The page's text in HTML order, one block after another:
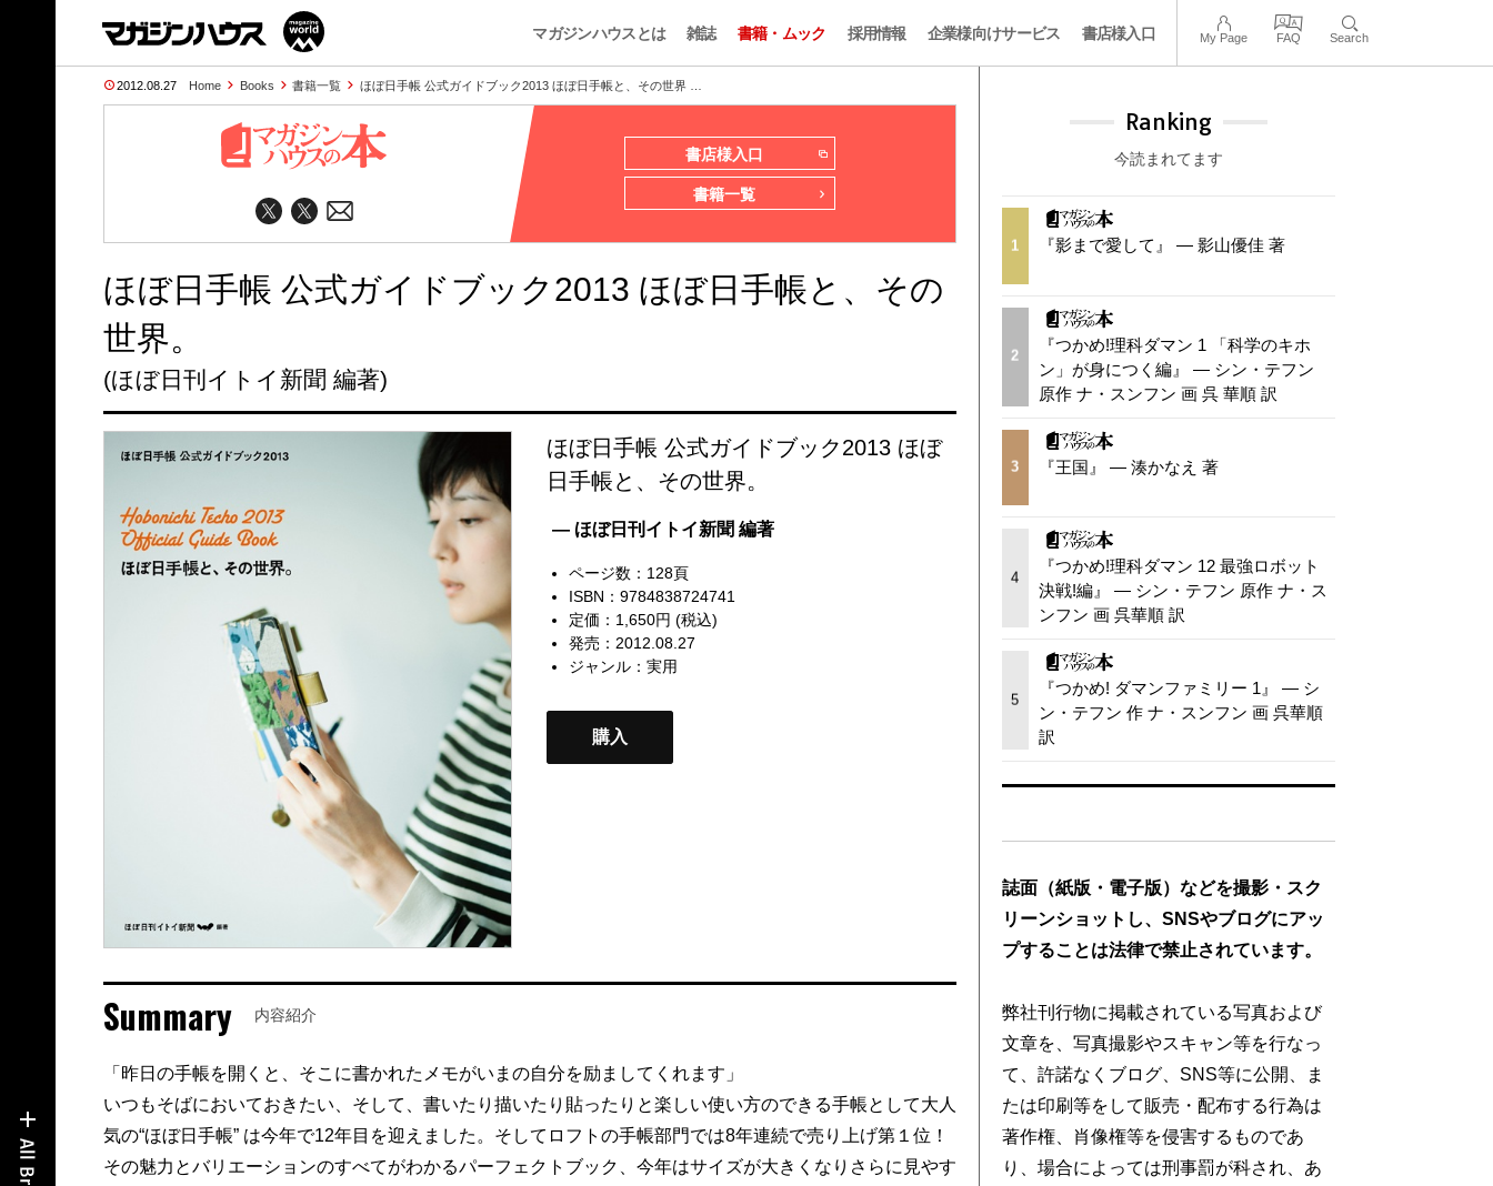
マガジンハウスとは 雑誌 書籍・ムック 採用情報 企業様向けサービス 書店様入口 My Page FAQ Search
2012.08.27 Home Books 書籍一覧 ほぼ日手帳 公式ガイドブック2013 ほぼ日手帳と、その世界 …
書店様入口
書籍一覧
ほぼ日手帳 公式ガイドブック2013 ほぼ日手帳と、その
世界。
(ほぼ日刊イトイ新聞 編著)
ほぼ日手帳 公式ガイドブック2013 ほぼ
日手帳と、その世界。
— ほぼ日刊イトイ新聞 編著
ページ数：128頁
ISBN：9784838724741
定価：1,650円 (税込)
発売：2012.08.27
ジャンル： 実用
購入
Summary 内容紹介
「昨日の手帳を開くと、そこに書かれたメモがいまの自分を励ましてくれます」
いつもそばにおいておきたい、そして、書いたり描いたり貼ったりと楽しい使い方のできる手帳として大人
気の“ほぼ日手帳” は今年で12年目を迎えました。そしてロフトの手帳部門では8年連続で売り上げ第１位！
その魅力とバリエーションのすべてがわかるパーフェクトブック、今年はサイズが大きくなりさらに見やす
Ranking
今読まれてます
1 『影まで愛して』 — 影山優佳 著
2
『つかめ!理科ダマン 1 「科学のキホ
ン」が身につく編』 — シン・テフン
原作 ナ・スンフン 画 呉 華順 訳
3 『王国』 — 湊かなえ 著
4
『つかめ!理科ダマン 12 最強ロボット
決戦!編』 — シン・テフン 原作 ナ・ス
ンフン 画 呉華順 訳
5
『つかめ! ダマンファミリー 1』 — シ
ン・テフン 作 ナ・スンフン 画 呉華順
訳
誌面（紙版・電子版）などを撮影・スク
リーンショットし、SNSやブログにアッ
プすることは法律で禁止されています。
弊社刊行物に掲載されている写真および
文章を、写真撮影やスキャン等を行なっ
て、許諾なくブログ、SNS等に公開、ま
たは印刷等をして販売・配布する行為は
著作権、肖像権等を侵害するものであ
り、場合によっては刑事罰が科され、あ